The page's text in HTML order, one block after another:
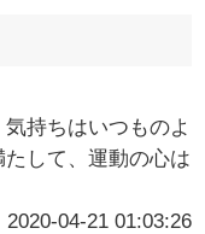
持ちはいつものよ
して、運動の心は
2020-04-21 01:03:26